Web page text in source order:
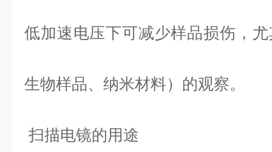
低加速电压下可减少样品损伤，
生物样品、纳米材料）的观察。
扫描电镜的用途